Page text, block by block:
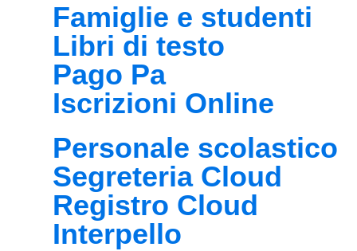
Famiglie e studenti
Libri di testo
Pago Pa
Iscrizioni Online
Personale scolastico
Segreteria Cloud
Registro Cloud
Interpello